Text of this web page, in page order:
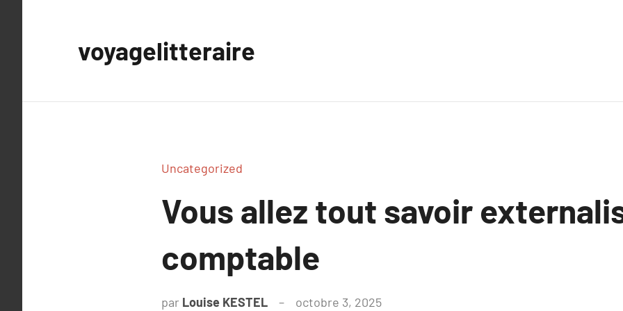
voyagelitteraire
Uncategorized
Vous allez tout savoir
comptable
par Louise KESTEL octobre 3, 2025